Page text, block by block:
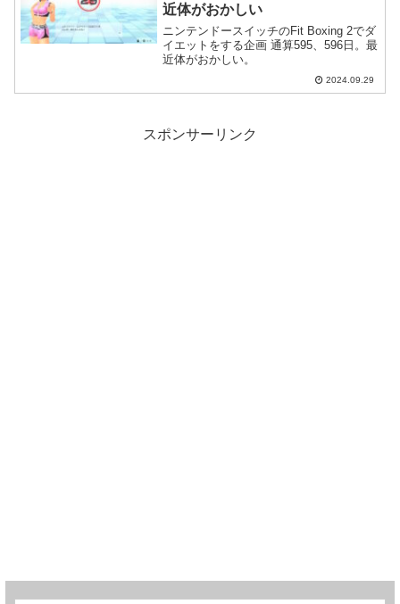
近体がおかしい
ニンテンドースイッチのFit Boxing 2でダ
イエットをする企画 通算595、596日。最
近体がおかしい。
2024.09.29
スポンサーリンク